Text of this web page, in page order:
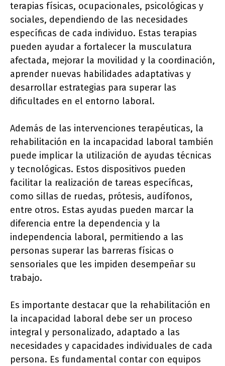
terapias físicas, ocupacionales, psicológicas y
sociales, dependiendo de las necesidades
específicas de cada individuo. Estas terapias
pueden ayudar a fortalecer la musculatura
afectada, mejorar la movilidad y la coordinación,
aprender nuevas habilidades adaptativas y
desarrollar estrategias para superar las
dificultades en el entorno laboral.
Además de las intervenciones terapéuticas, la
rehabilitación en la incapacidad laboral también
puede implicar la utilización de ayudas técnicas
y tecnológicas. Estos dispositivos pueden
facilitar la realización de tareas específicas,
como sillas de ruedas, prótesis, audífonos,
entre otros. Estas ayudas pueden marcar la
diferencia entre la dependencia y la
independencia laboral, permitiendo a las
personas superar las barreras físicas o
sensoriales que les impiden desempeñar su
trabajo.
Es importante destacar que la rehabilitación en
la incapacidad laboral debe ser un proceso
integral y personalizado, adaptado a las
necesidades y capacidades individuales de cada
persona. Es fundamental contar con equipos